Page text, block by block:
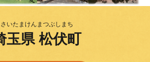
さいたまけんまつぶしまち
玉県 松伏町